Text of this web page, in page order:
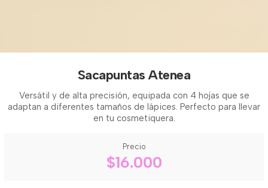
Sacapuntas Atenea
Versátil y de alta precisión, equipada con 4 hojas que se
adaptan a diferentes tamaños de lápices. Perfecto para llevar
en tu cosmetiquera.
Precio
$16.000